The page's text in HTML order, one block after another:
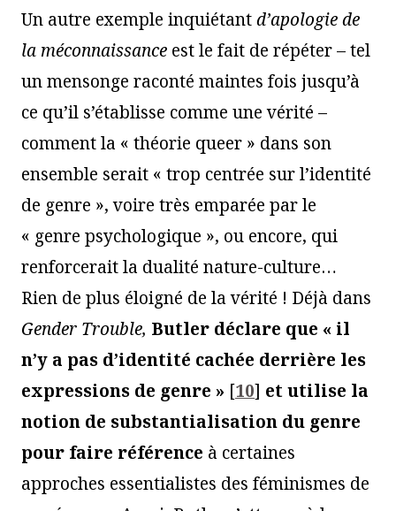
Un autre exemple inquiétantd’apologie de
la méconnaissance est le fait de répéter – tel
un mensonge raconté maintes fois jusqu’à
ce qu’il s’établisse comme une vérité –
comment la « théorie queer » dans son
ensemble serait « trop centrée sur l’identité
de genre », voire très emparée par le
« genre psychologique », ou encore, qui
renforcerait la dualité nature-culture…
Rien de plus éloigné de la vérité ! Déjà dans
Gender Trouble, Butler déclare que « il
n’y a pas d’identité cachée derrière les
expressions de genre » [10] et utilise la
notion de substantialisation du genre
pour faire référence à certaines
approches essentialistes des féminismes de